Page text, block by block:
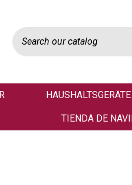
HAUSHALTSGERÄTE
TIENDA DE